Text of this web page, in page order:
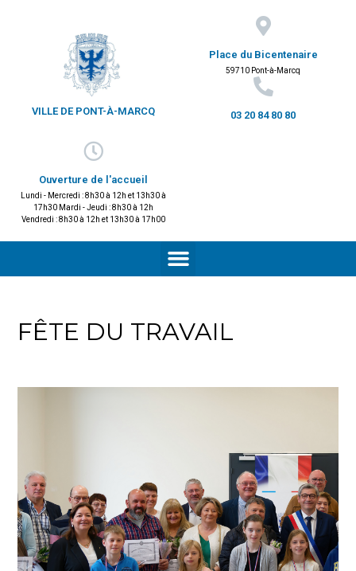
VILLE DE PONT-À-MARCQ
Place du Bicentenaire
59710 Pont-à-Marcq
03 20 84 80 80
Ouverture de l'accueil
Lundi - Mercredi : 8h30 à 12h et 13h30 à
17h30 Mardi - Jeudi : 8h30 à 12h
Vendredi : 8h30 à 12h et 13h30 à 17h00
FÊTE DU TRAVAIL